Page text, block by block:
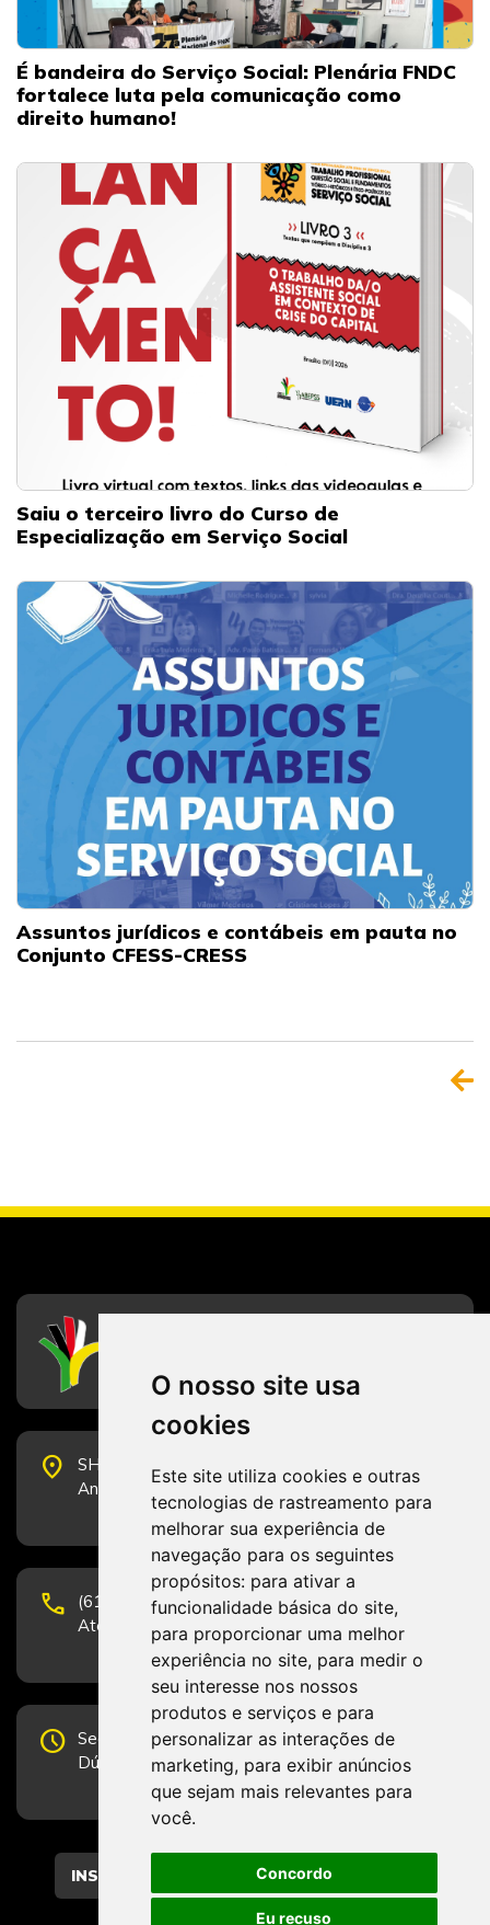
O nosso site usa
cookies
Este site utiliza cookies e outras
tecnologias de rastreamento para
melhorar sua experiência de
navegação para os seguintes
propósitos: para ativar a
funcionalidade básica do site,
para proporcionar uma melhor
experiência no site, para medir o
seu interesse nos nossos
produtos e serviços e para
personalizar as interações de
marketing, para exibir anúncios
que sejam mais relevantes para
você.
Concordo
Eu recuso
É bandeira do Serviço Social: Plenária FNDC
fortalece luta pela comunicação como
direito humano!
Saiu o terceiro livro do Curso de
Especialização em Serviço Social
Assuntos jurídicos e contábeis em pauta no
Conjunto CFESS-CRESS
place
SHS Quadra 6, Bloco E, Complexo Brasil 21, 20º
Andar, Sala 2001 - CEP 70322-915 - Brasília/DF
phone
(61) 3223-1652 e (61) 98131-3801.
Atendimento por telefone em horário comercial
schedule Segunda-feira a Sexta-feira de 12h às 19h.
Dúvidas e sugestões pelo Fale Conosco.